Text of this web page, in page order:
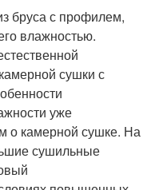
бруса с профилем,
влажностью.
сушки с
уже
о камерной сушке. На
сушильные